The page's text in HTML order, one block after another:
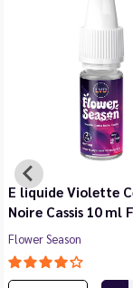
E liquide Violette
Noire Cassis 10 ml
Flower Season